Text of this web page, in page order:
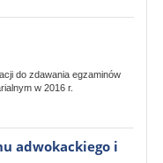
do zdawania egzaminów
w 2016 r.